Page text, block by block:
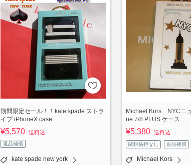
期間限定セール！！kate spade ストラ
イプ iPhoneX case
¥5,570 送料込
返品補償
kate spade new york
Michael Kors NYCニ
ne 7/8 PLUS ケース
¥5,380 送料込
関税負担なし 返品補償
Michael Kors